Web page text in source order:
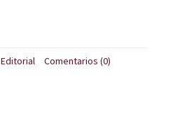
Editorial Comentarios (0)